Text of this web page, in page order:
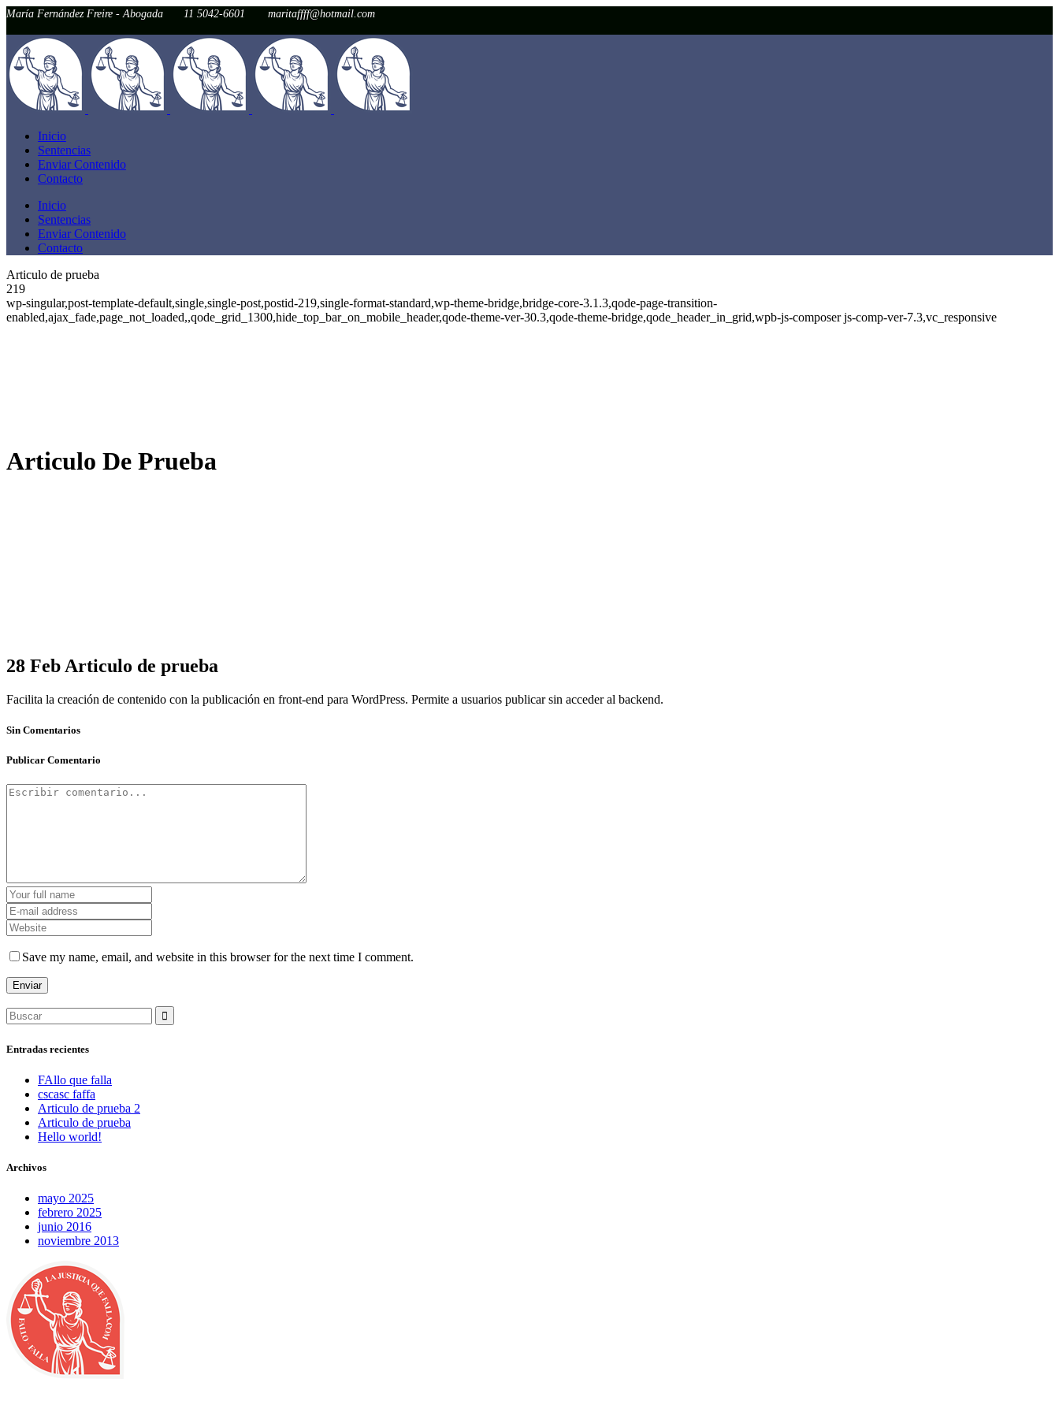
María Fernández Freire - Abogada 11 5042-6601 maritaffff@hotmail.com
Inicio
Sentencias
Enviar Contenido
Contacto
Inicio
Sentencias
Enviar Contenido
Contacto
Articulo de prueba
219
wp-singular,post-template-default,single,single-post,postid-219,single-format-standard,wp-theme-bridge,bridge-core-3.1.3,qode-page-transition-
enabled,ajax_fade,page_not_loaded,,qode_grid_1300,hide_top_bar_on_mobile_header,qode-theme-ver-30.3,qode-theme-bridge,qode_header_in_grid,wpb-js-composer js-comp-ver-7.3,vc_responsive
Articulo De Prueba
28 Feb Articulo de prueba
Facilita la creación de contenido con la publicación en front-end para WordPress. Permite a usuarios publicar sin acceder al backend.
Sin Comentarios
Publicar Comentario
Save my name, email, and website in this browser for the next time I comment.
Search
for:
Entradas recientes
FAllo que falla
cscasc faffa
Articulo de prueba 2
Articulo de prueba
Hello world!
Archivos
mayo 2025
febrero 2025
junio 2016
noviembre 2013